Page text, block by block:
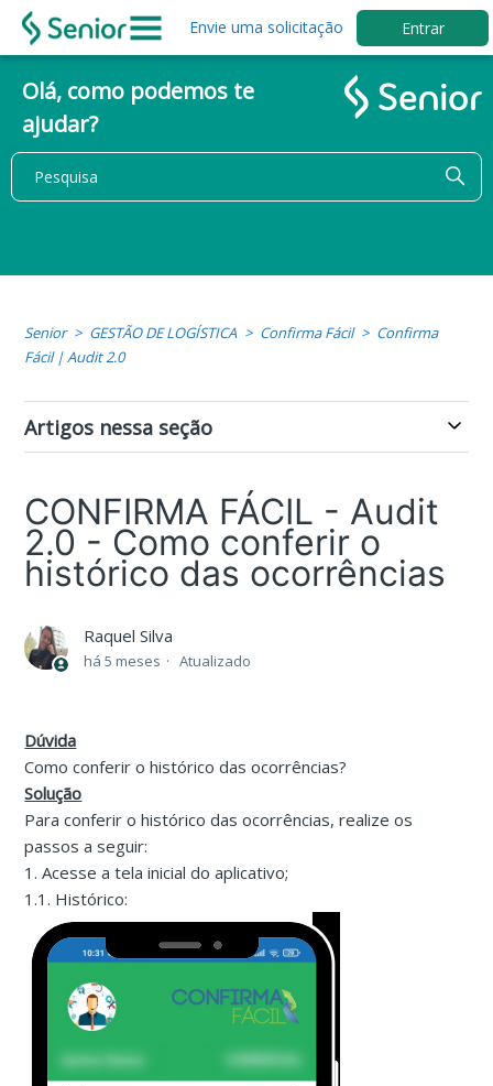
Envie uma solicitação Entrar
Olá, como podemos te
ajudar?
Senior GESTÃO DE LOGÍSTICA Confirma Fácil
Confirma
Fácil | Audit 2.0
Artigos nessa seção
CONFIRMA FÁCIL - Audit
2.0 - Como conferir o
histórico das ocorrências
Raquel Silva
há 5 meses Atualizado
Dúvida
Como conferir o histórico das ocorrências?
Solução
Para conferir o histórico das ocorrências, realize os
passos a seguir:
1. Acesse a tela inicial do aplicativo;
1.1. Histórico: